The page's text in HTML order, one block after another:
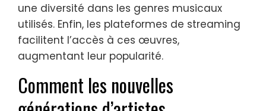
une diversité dans les genres musicaux
utilisés. Enfin, les plateformes de streaming
facilitent l’accès à ces œuvres,
augmentant leur popularité.
Comment les nouvelles